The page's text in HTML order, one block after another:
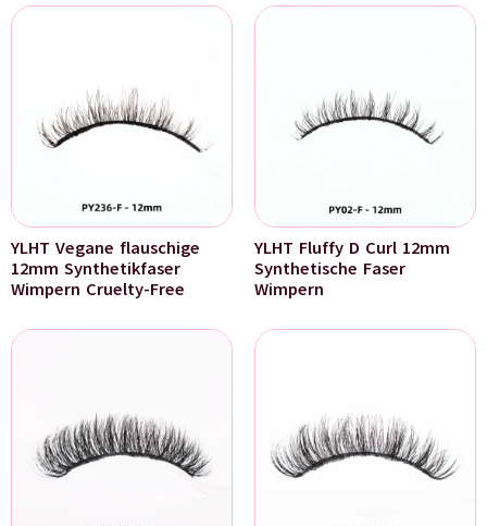
YLHT Vegane flauschige
12mm Synthetikfaser
Wimpern Cruelty-Free
YLHT Fluffy D Curl 12mm
Synthetische Faser
Wimpern